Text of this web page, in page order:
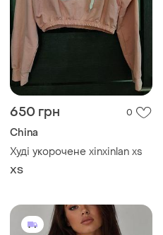
650 грн 0
China
Худі укорочене xinxinlan xs
ХS